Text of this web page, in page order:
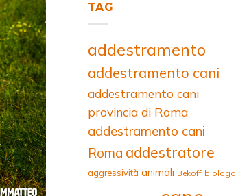
TAG
addestramento
addestramento cani
addestramento cani
provincia di Roma
addestramento cani
Roma addestratore
aggressività animali Bekoff biologo